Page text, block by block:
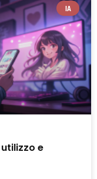
IA
e